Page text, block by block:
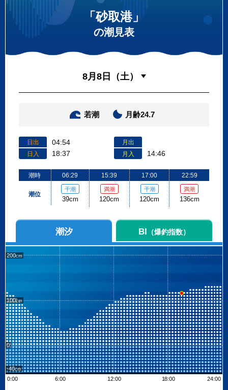
「砂取港」
の潮見表
若潮 月齢24.7
日出 04:54
日入 18:37
月出
月入
14:46
潮時
潮位
06:29
干潮
39cm
15:39
満潮
120cm
17:00
干潮
120cm
22:59
満潮
136cm
潮汐 BI （爆釣指数）
200
100
0
-40
0:00
6:00 12:00 18:00 24:00